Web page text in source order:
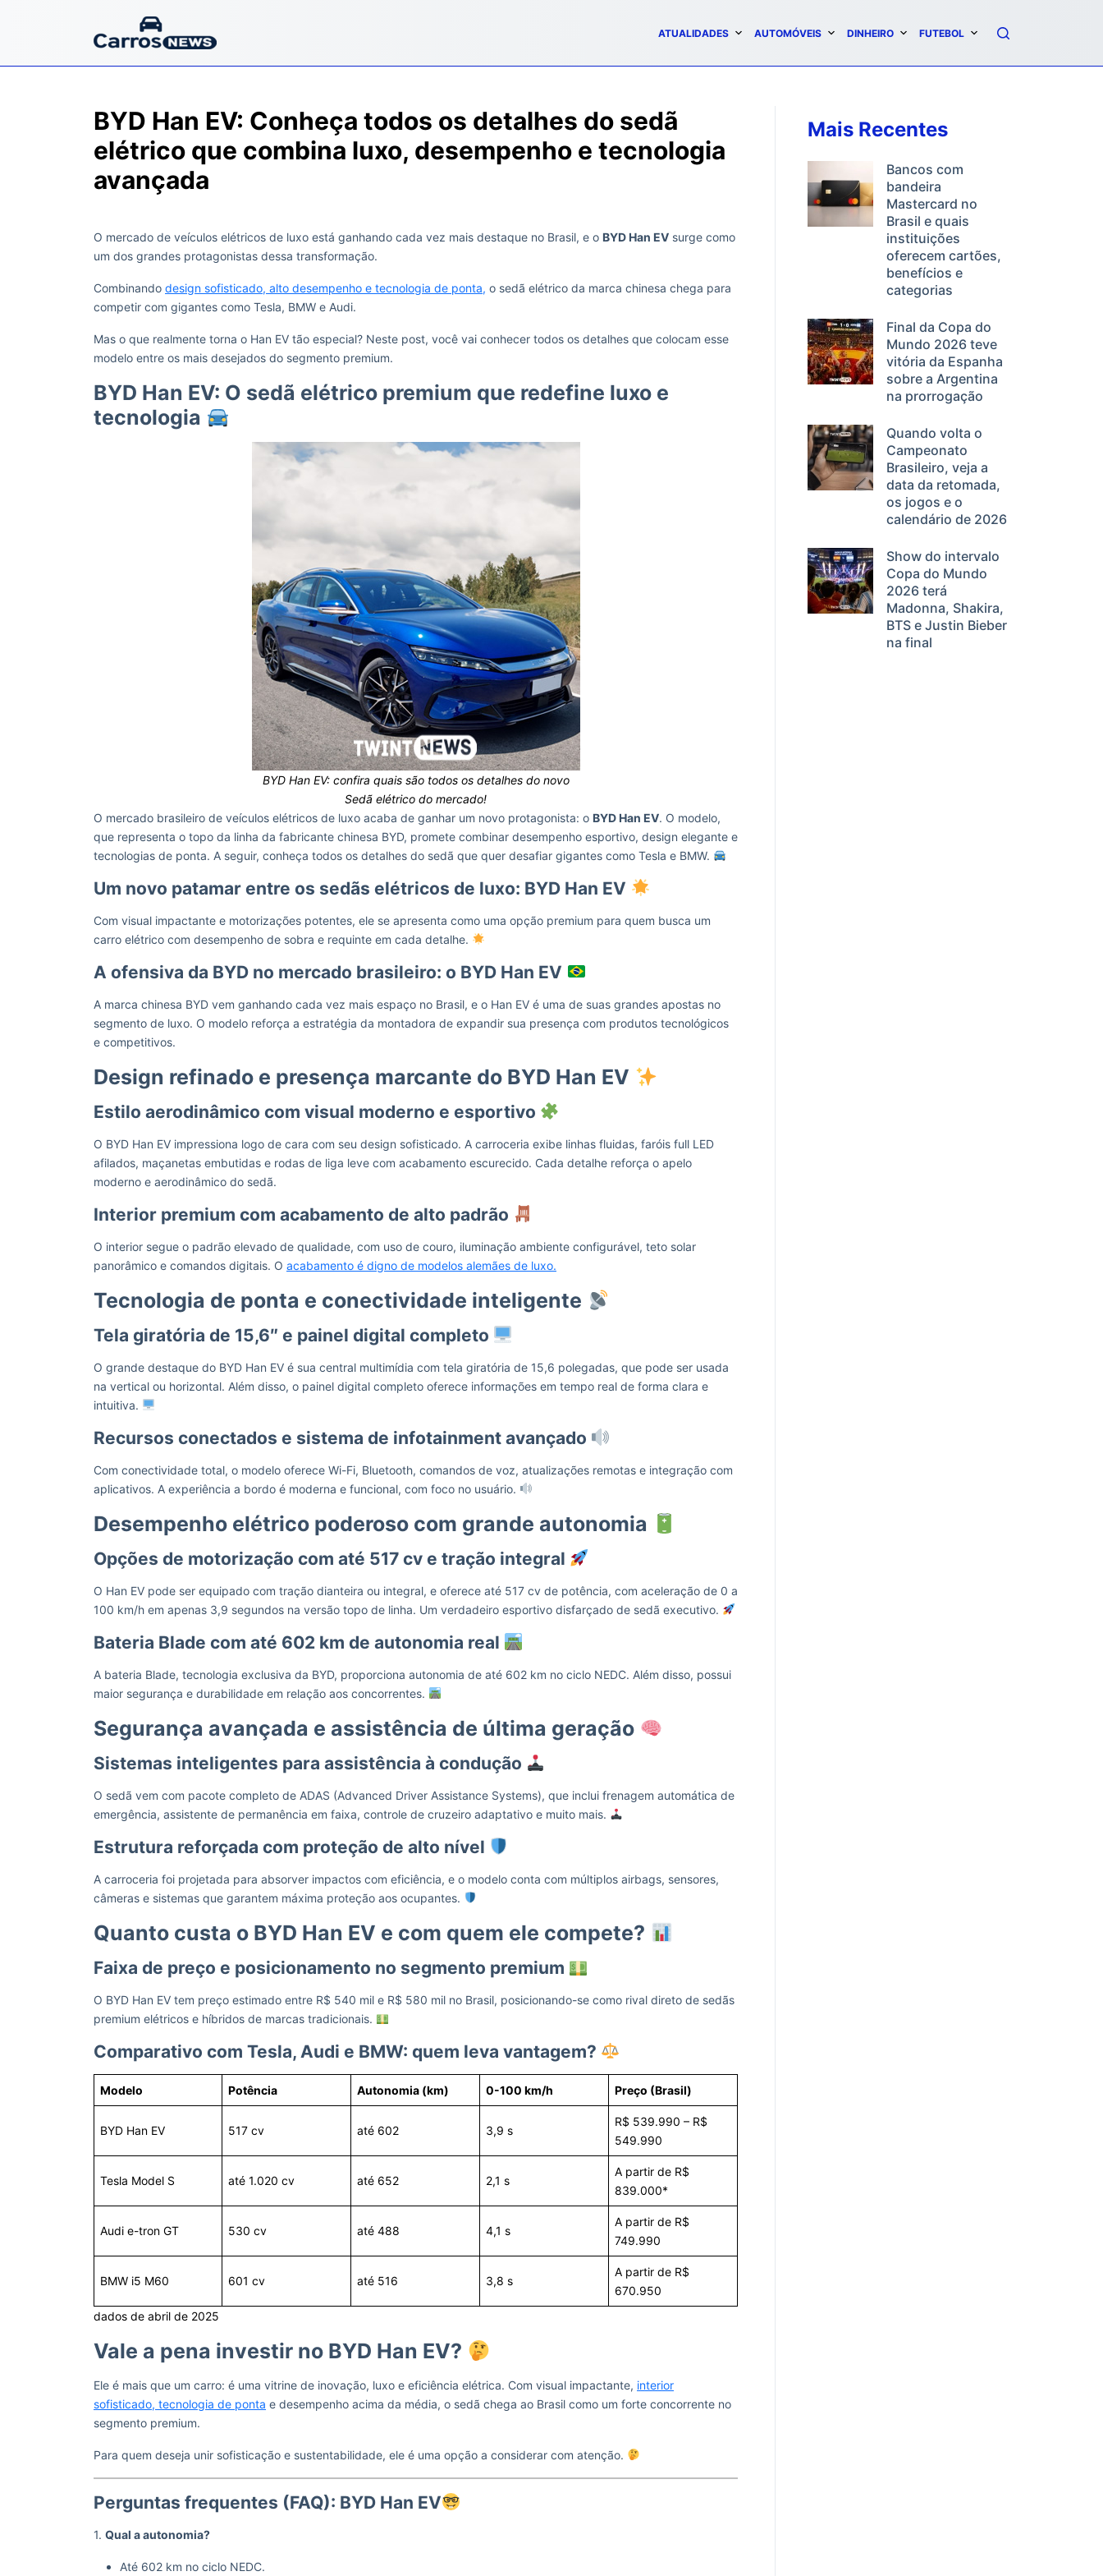
ATUALIDADES AUTOMÓVEIS DINHEIRO FUTEBOL
BYD Han EV: Conheça todos os detalhes do sedã
elétrico que combina luxo, desempenho e tecnologia
avançada
O mercado de veículos elétricos de luxo está ganhando cada vez mais destaque no Brasil, e o BYD Han EV surge como
um dos grandes protagonistas dessa transformação.
Combinando design sofisticado, alto desempenho e tecnologia de ponta, o sedã elétrico da marca chinesa chega para
competir com gigantes como Tesla, BMW e Audi.
Mas o que realmente torna o Han EV tão especial? Neste post, você vai conhecer todos os detalhes que colocam esse
modelo entre os mais desejados do segmento premium.
BYD Han EV: O sedã elétrico premium que redefine luxo e
tecnologia
BYD Han EV: confira quais são todos os detalhes do novo
Sedã elétrico do mercado!
O mercado brasileiro de veículos elétricos de luxo acaba de ganhar um novo protagonista: o BYD Han EV. O modelo,
que representa o topo da linha da fabricante chinesa BYD, promete combinar desempenho esportivo, design elegante e
tecnologias de ponta. A seguir, conheça todos os detalhes do sedã que quer desafiar gigantes como Tesla e BMW.
Um novo patamar entre os sedãs elétricos de luxo: BYD Han EV
Com visual impactante e motorizações potentes, ele se apresenta como uma opção premium para quem busca um
carro elétrico com desempenho de sobra e requinte em cada detalhe.
A ofensiva da BYD no mercado brasileiro: o BYD Han EV
A marca chinesa BYD vem ganhando cada vez mais espaço no Brasil, e o Han EV é uma de suas grandes apostas no
segmento de luxo. O modelo reforça a estratégia da montadora de expandir sua presença com produtos tecnológicos
e competitivos.
Design refinado e presença marcante do BYD Han EV
Estilo aerodinâmico com visual moderno e esportivo
O BYD Han EV impressiona logo de cara com seu design sofisticado. A carroceria exibe linhas fluidas, faróis full LED
afilados, maçanetas embutidas e rodas de liga leve com acabamento escurecido. Cada detalhe reforça o apelo
moderno e aerodinâmico do sedã.
Interior premium com acabamento de alto padrão
O interior segue o padrão elevado de qualidade, com uso de couro, iluminação ambiente configurável, teto solar
panorâmico e comandos digitais. O acabamento é digno de modelos alemães de luxo.
Tecnologia de ponta e conectividade inteligente
Tela giratória de 15,6″ e painel digital completo
O grande destaque do BYD Han EV é sua central multimídia com tela giratória de 15,6 polegadas, que pode ser usada
na vertical ou horizontal. Além disso, o painel digital completo oferece informações em tempo real de forma clara e
intuitiva.
Recursos conectados e sistema de infotainment avançado
Com conectividade total, o modelo oferece Wi-Fi, Bluetooth, comandos de voz, atualizações remotas e integração com
aplicativos. A experiência a bordo é moderna e funcional, com foco no usuário.
Desempenho elétrico poderoso com grande autonomia
Opções de motorização com até 517 cv e tração integral
O Han EV pode ser equipado com tração dianteira ou integral, e oferece até 517 cv de potência, com aceleração de 0 a
100 km/h em apenas 3,9 segundos na versão topo de linha. Um verdadeiro esportivo disfarçado de sedã executivo.
Bateria Blade com até 602 km de autonomia real
A bateria Blade, tecnologia exclusiva da BYD, proporciona autonomia de até 602 km no ciclo NEDC. Além disso, possui
maior segurança e durabilidade em relação aos concorrentes.
Segurança avançada e assistência de última geração
Sistemas inteligentes para assistência à condução
O sedã vem com pacote completo de ADAS (Advanced Driver Assistance Systems), que inclui frenagem automática de
emergência, assistente de permanência em faixa, controle de cruzeiro adaptativo e muito mais.
Estrutura reforçada com proteção de alto nível
A carroceria foi projetada para absorver impactos com eficiência, e o modelo conta com múltiplos airbags, sensores,
câmeras e sistemas que garantem máxima proteção aos ocupantes.
Quanto custa o BYD Han EV e com quem ele compete?
Faixa de preço e posicionamento no segmento premium
O BYD Han EV tem preço estimado entre R$ 540 mil e R$ 580 mil no Brasil, posicionando-se como rival direto de sedãs
premium elétricos e híbridos de marcas tradicionais.
Comparativo com Tesla, Audi e BMW: quem leva vantagem?
Modelo Potência Autonomia (km) 0-100 km/h Preço (Brasil)
BYD Han EV 517 cv até 602 3,9 s
R$ 539.990 – R$
549.990
Tesla Model S até 1.020 cv até 652 2,1 s
A partir de R$
839.000*
Audi e-tron GT 530 cv até 488 4,1 s
A partir de R$
749.990
BMW i5 M60 601 cv até 516 3,8 s
A partir de R$
670.950
dados de abril de 2025
Vale a pena investir no BYD Han EV?
Ele é mais que um carro: é uma vitrine de inovação, luxo e eficiência elétrica. Com visual impactante, interior
sofisticado, tecnologia de ponta e desempenho acima da média, o sedã chega ao Brasil como um forte concorrente no
segmento premium.
Para quem deseja unir sofisticação e sustentabilidade, ele é uma opção a considerar com atenção.
Perguntas frequentes (FAQ): BYD Han EV
1. Qual a autonomia?
Até 602 km no ciclo NEDC.
Mais Recentes
Bancos com
bandeira
Mastercard no
Brasil e quais
instituições
oferecem cartões,
benefícios e
categorias
Final da Copa do
Mundo 2026 teve
vitória da Espanha
sobre a Argentina
na prorrogação
Quando volta o
Campeonato
Brasileiro, veja a
data da retomada,
os jogos e o
calendário de 2026
Show do intervalo
Copa do Mundo
2026 terá
Madonna, Shakira,
BTS e Justin Bieber
na final